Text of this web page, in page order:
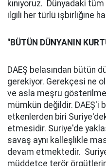
kınıyoruz. Dünyadaki
ilgili her türlü işbirliğine
"BÜTÜN DÜNYANIN
DAEŞ belasından bütün
gerekiyor. Gerekçesi ne
ve asla meşru
mümkün değildir. DAEŞ'i
etkenlerden biri
etmesidir. Suriye'de
savaş aynı kalleşlikle
devam etmektedir.
müddetçe terör